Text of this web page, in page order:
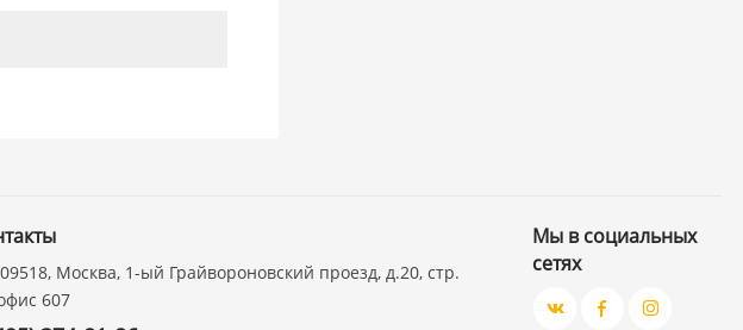
Москва, 1-ый Грайвороновский проезд, д.20, стр.
607
Мы в социальных
сетях